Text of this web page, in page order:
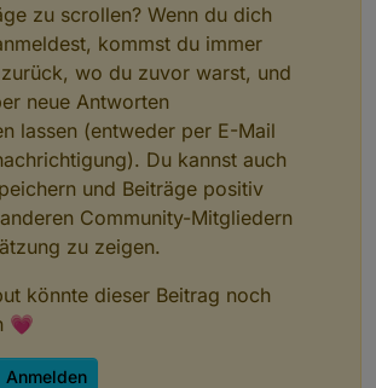
zu scrollen? Wenn du dich
kommst du immer
wo du zuvor warst, und
neue Antworten
lassen (entweder per E-Mail
Du kannst auch
und Beiträge positiv
Community-Mitgliedern
zu zeigen.
könnte dieser Beitrag noch
💗
Anmelden